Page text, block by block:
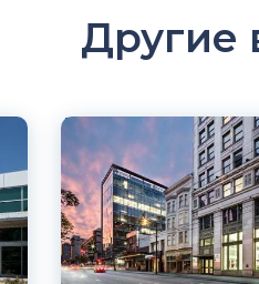
Другие
Английский
Ванкувер, Канада
Частный